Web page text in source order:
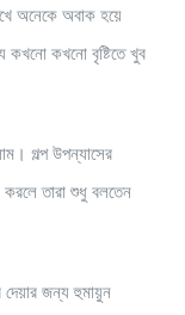
অনেকে অবাক হয়ে
কখনো কখনো বৃষ্টিতে খুব
গল্প উপন্যাসের
করলে তারা শুধু বলতেন
জন্য হুমায়ুন